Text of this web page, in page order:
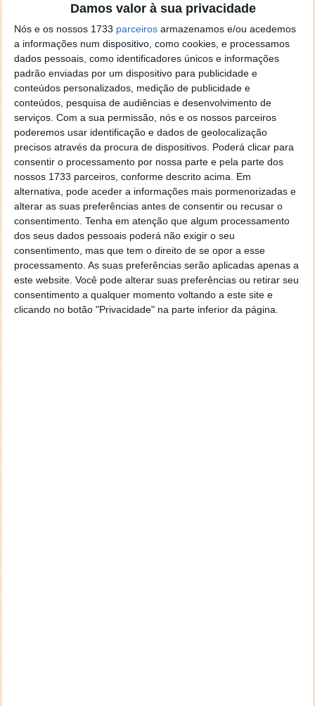
Damos valor à sua privacidade
Nós e os nossos 1733 parceiros armazenamos e/ou acedemos
a informações num dispositivo, como cookies, e processamos
dados pessoais, como identificadores únicos e informações
padrão enviadas por um dispositivo para publicidade e
conteúdos personalizados, medição de publicidade e
conteúdos, pesquisa de audiências e desenvolvimento de
serviços. Com a sua permissão, nós e os nossos parceiros
poderemos usar identificação e dados de geolocalização
precisos através da procura de dispositivos. Poderá clicar para
consentir o processamento por nossa parte e pela parte dos
nossos 1733 parceiros, conforme descrito acima. Em
alternativa, pode aceder a informações mais pormenorizadas e
alterar as suas preferências antes de consentir ou recusar o
consentimento. Tenha em atenção que algum processamento
dos seus dados pessoais poderá não exigir o seu
consentimento, mas que tem o direito de se opor a esse
processamento. As suas preferências serão aplicadas apenas a
este website. Você pode alterar suas preferências ou retirar seu
consentimento a qualquer momento voltando a este site e
clicando no botão "Privacidade" na parte inferior da página.
3 - Abra ambas as aplicações e insira o ID fornecido
na aplicação Android na zona de ID de parceiro da
aplicação desktop. Carregue emconexão ao
parceiro